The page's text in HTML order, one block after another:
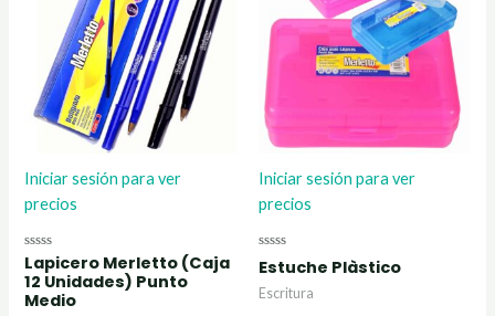
Iniciar sesión para ver
precios
Valorado
con
0
de
Lapicero Merletto (Caja
12 Unidades) Punto
Medio
Iniciar sesión para ver
precios
Valorado
con
0
de
Estuche Plàstico
Escritura